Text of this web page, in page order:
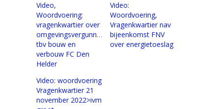
Video,
Woordvoering:
vragenkwartier over
omgevingsvergunning
tbv bouw en
verbouw FC Den
Helder
Video:
Woordvoering,
Vragenkwartier nav
bijeenkomst FNV
over energietoeslag
Video: woordvoering
Vragenkwartier 21
november 2022>ivm